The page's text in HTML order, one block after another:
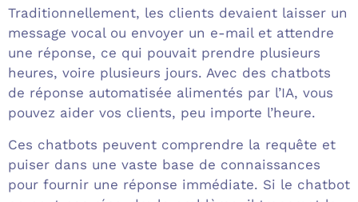
Traditionnellement, les clients devaient laisser un
message vocal ou envoyer un e-mail et attendre
une réponse, ce qui pouvait prendre plusieurs
heures, voire plusieurs jours. Avec des chatbots
de réponse automatisée alimentés par l’IA, vous
pouvez aider vos clients, peu importe l’heure.
Ces chatbots peuvent comprendre la requête et
puiser dans une vaste base de connaissances
pour fournir une réponse immédiate. Si le chatbot